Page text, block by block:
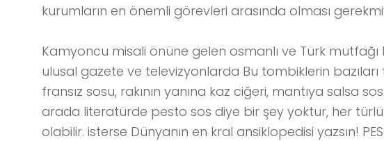
kurumların en önemli görevleri arasında olması
Kamyoncu misali önüne gelen osmanlı ve Türk
ulusal gazete ve televizyonlarda Bu tombiklerin
fransız sosu, rakının yanına kaz ciğeri, mantıya salsa
arada literatürde pesto sos diye bir şey yoktur, her
olabilir. isterse Dünyanın en kral ansiklopedisi yazsın!